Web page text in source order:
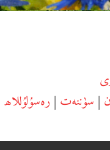
|سۈننەت|رەسۇلۇللاھ